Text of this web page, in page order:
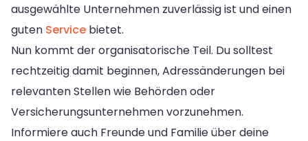
ausgewählte Unternehmen zuverlässig ist und einen
guten Service bietet.
Nun kommt der organisatorische Teil. Du solltest
rechtzeitig damit beginnen, Adressänderungen bei
relevanten Stellen wie Behörden oder
Versicherungsunternehmen vorzunehmen.
Informiere auch Freunde und Familie über deine